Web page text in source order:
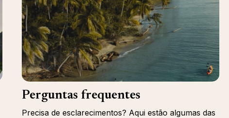
Perguntas frequentes
Precisa de esclarecimentos? Aqui estão algumas das